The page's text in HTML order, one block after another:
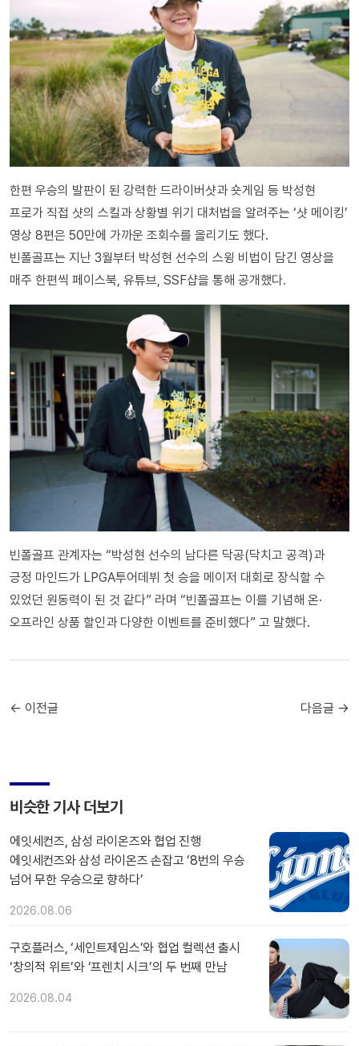
한편 우승의 발판이 된 강력한 드라이버샷과 숏게임 등 박성현
프로가 직접 샷의 스킬과 상황별 위기 대처법을 알려주는 ‘샷 메이킹’
영상 8편은 50만에 가까운 조회수를 올리기도 했다.
빈폴골프는 지난 3월부터 박성현 선수의 스윙 비법이 담긴 영상을
매주 한편씩 페이스북, 유튜브, SSF샵을 통해 공개했다.
빈폴골프 관계자는 “박성현 선수의 남다른 닥공(닥치고 공격)과
긍정 마인드가 LPGA투어데뷔 첫 승을 메이저 대회로 장식할 수
있었던 원동력이 된 것 같다” 라며 “빈폴골프는 이를 기념해 온·
오프라인 상품 할인과 다양한 이벤트를 준비했다” 고 말했다.
← 이전글 다음글 →
비슷한 기사 더보기
에잇세컨즈, 삼성 라이온즈와 협업 진행
에잇세컨즈와 삼성 라이온즈 손잡고 ‘8번의 우승
넘어 무한 우승으로 향하다’
2026.08.06
구호플러스, ‘세인트제임스’와 협업 컬렉션 출시
‘창의적 위트’와 ‘프렌치 시크’의 두 번째 만남
2026.08.04